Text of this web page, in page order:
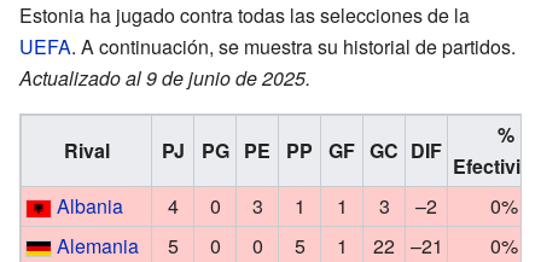
Estonia ha jugado contra todas las selecciones de la
UEFA. A continuación, se muestra su historial de partidos.
Actualizado al 9 de junio de 2025.
Rival PJ PG PE PP GF GC DIF
%
Albania
4 0 3 1 1 3 –2
0%
Alemania
5 0 0 5 1 22 –21
0%